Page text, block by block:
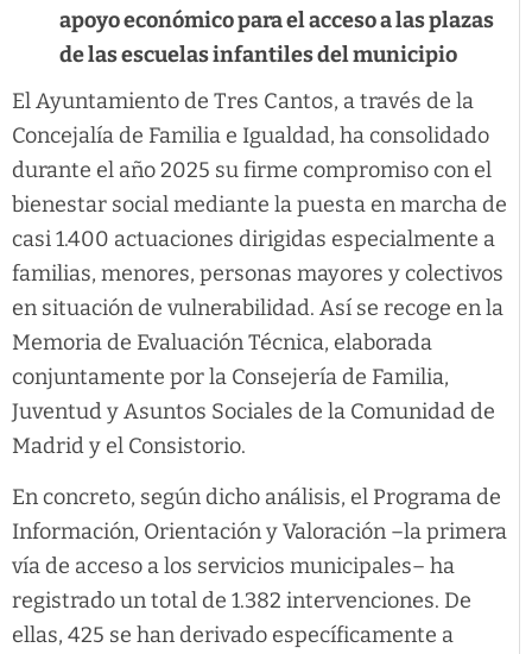
apoyo económico para el acceso a las plazas
de las escuelas infantiles del municipio
El Ayuntamiento de Tres Cantos, a través de la
Concejalía de Familia e Igualdad, ha consolidado
durante el año 2025 su firme compromiso con el
bienestar social mediante la puesta en marcha de
casi 1.400 actuaciones dirigidas especialmente a
familias, menores, personas mayores y colectivos
en situación de vulnerabilidad. Así se recoge en la
Memoria de Evaluación Técnica, elaborada
conjuntamente por la Consejería de Familia,
Juventud y Asuntos Sociales de la Comunidad de
Madrid y el Consistorio.
En concreto, según dicho análisis, el Programa de
Información, Orientación y Valoración –la primera
vía de acceso a los servicios municipales– ha
registrado un total de 1.382 intervenciones. De
ellas, 425 se han derivado específicamente a